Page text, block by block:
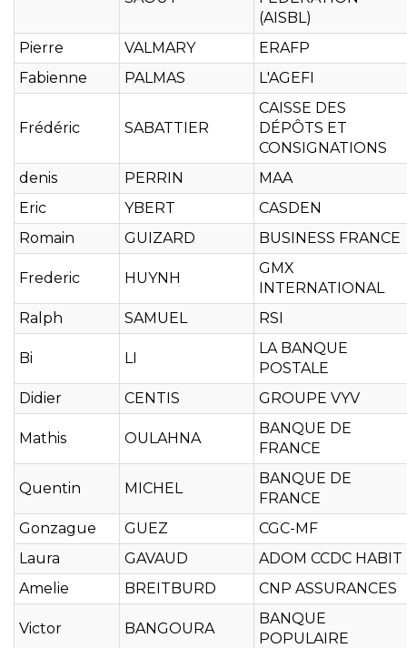
(AISBL)
Pierre
VALMARY
ERAFP
Fabienne
PALMAS L'AGEFI
Frédéric SABATTIER
CAISSE DES
DÉPÔTS ET
CONSIGNATIONS
denis
PERRIN
MAA
Eric
YBERT
CASDEN
Romain
GUIZARD BUSINESS FRANCE
Frederic HUYNH
GMX
INTERNATIONAL
Ralph
SAMUEL RSI
Bi LI
LA BANQUE
POSTALE
Didier
CENTIS GROUPE VYV
Mathis OULAHNA
BANQUE DE
FRANCE
Quentin MICHEL
BANQUE DE
FRANCE
Gonzague
GUEZ
CGC-MF
Laura
GAVAUD
ADOM CCDC HABIT
Amelie
BREITBURD CNP ASSURANCES
Victor BANGOURA
BANQUE
POPULAIRE